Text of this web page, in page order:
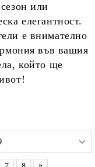
или
елегантност.
е внимателно
във вашия
който ще
»